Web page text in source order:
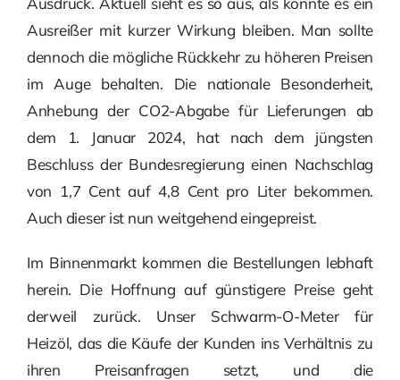
Ausreißer mit kurzer Wirkung bleiben. Man sollte
dennoch die mögliche Rückkehr zu höheren Preisen
im Auge behalten. Die nationale Besonderheit,
Anhebung der CO2-Abgabe für Lieferungen ab
dem 1. Januar 2024, hat nach dem jüngsten
Beschluss der Bundesregierung einen Nachschlag
von 1,7 Cent auf 4,8 Cent pro Liter bekommen.
Auch dieser ist nun weitgehend eingepreist.
Im Binnenmarkt kommen die Bestellungen lebhaft
herein. Die Hoffnung auf günstigere Preise geht
derweil zurück. Unser Schwarm-O-Meter für
Heizöl, das die Käufe der Kunden ins Verhältnis zu
ihren Preisanfragen setzt, und die